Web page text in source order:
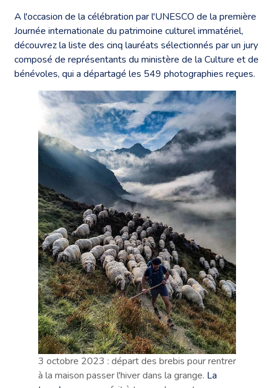
A l'occasion de la célébration par l'UNESCO de la première
Journée internationale du patrimoine culturel immatériel,
découvrez la liste des cinq lauréats sélectionnés par un jury
composé de représentants du ministère de la Culture et de
bénévoles, qui a départagé les 549 photographies reçues.
3 octobre 2023 : départ des brebis pour rentrer
à la maison passer l'hiver dans la grange. La